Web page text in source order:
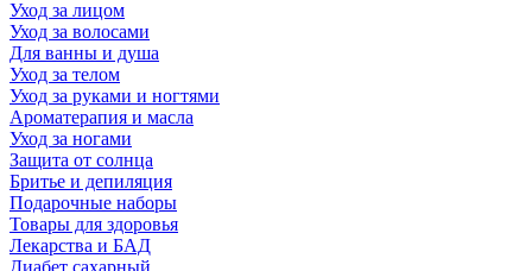
Уход за лицом
Уход за волосами
Для ванны и душа
Уход за телом
Уход за руками и ногтями
Ароматерапия и масла
Уход за ногами
Защита от солнца
Бритье и депиляция
Подарочные наборы
Товары для здоровья
Лекарства и БАД
Диабет сахарный